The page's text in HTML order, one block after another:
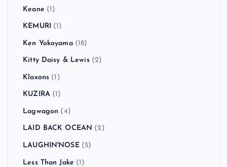
Keane (1)
KEMURI (1)
Ken Yokoyama(18)
Kitty Daisy & Lewis(2)
Klaxons (1)
KUZIRA(1)
Lagwagon (4)
LAID BACK OCEAN (2)
LAUGHIN'NOSE(5)
Less Than Jake (1)